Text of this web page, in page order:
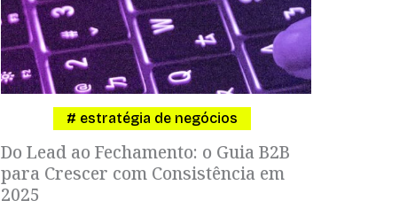
Do Lead ao Fechamento: o Guia B2B
para Crescer com Consistência em
2025
estratégia de negócios